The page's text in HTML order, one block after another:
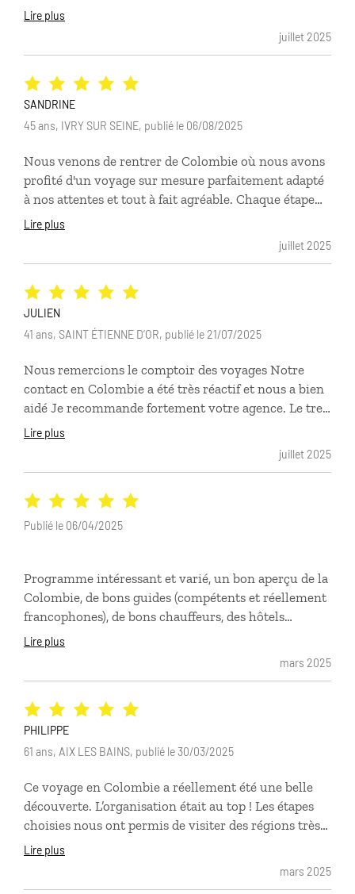
comptoirs des voyages a été bien lors d'un problème
Lire plus
juillet 2025
Nous venons de rentrer de Colombie où nous avons
profité d'un voyage sur mesure parfaitement adapté
à nos attentes et tout à fait agréable. Chaque étape
était organisée avec soin, aucune attente, aucun
correspondaient à notre style qui a été compris par
toujours été professionnels et agréables.
Lire plus
juillet 2025
SANDRINE
45 ans, IVRY SUR SEINE, publié le 06/08/2025
Nous remercions le comptoir des voyages Notre
contact en Colombie a été très réactif et nous a bien
aidé Je recommande fortement votre agence. Le trek
pour la citée perdue etait magnifique. Merci pour ce
Lire plus
juillet 2025
JULIEN
41 ans, SAINT ÉTIENNE D’OR, publié le 21/07/2025
Programme intéressant et varié, un bon aperçu de la
Colombie, de bons guides (compétents et réellement
francophones), de bons chauffeurs, des hôtels
propres, confortables et bien situés. On a également
Lire plus
mars 2025
Publié le 06/04/2025
Ce voyage en Colombie a réellement été une belle
découverte. L’organisation était au top ! Les étapes
choisies nous ont permis de visiter des régions très
différentes, avec 2 coup de cœur pour l’Amazonie et
Carthagène des Indes. L’organisation des transferts
Lire plus
mars 2025
PHILIPPE
61 ans, AIX LES BAINS, publié le 30/03/2025